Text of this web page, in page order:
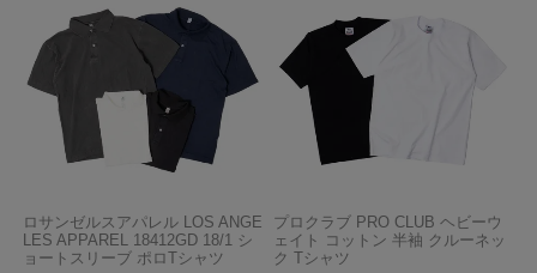
ロサンゼルスアパレル LOS ANGE
LES APPAREL 18412GD 18/1 シ
ョートスリーブ ポロTシャツ
プロクラブ PRO CLUB ヘビーウ
ェイト コットン 半袖 クルーネッ
ク Tシャツ